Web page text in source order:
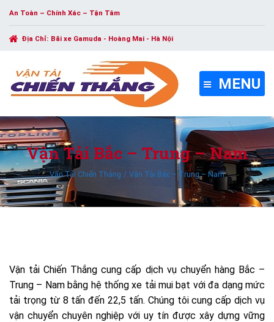
An Toàn – Chính Xác – Tận Tâm
Địa Chỉ: Bãi xe Gamuda - Hoàng Mai - Hà Nội
MENU
Vận Tải Bắc – Trung – Nam
Vận Tải Chiến Thắng Vận Tải Bắc – Trung – Nam
Vận tải Chiến Thắng cung cấp dịch vụ chuyển hàng Bắc –
Trung – Nam bằng hệ thống xe tải mui bạt với đa dạng mức
tải trọng từ 8 tấn đến 22,5 tấn. Chúng tôi cung cấp dịch vụ
vận chuyển chuyên nghiệp với uy tín được xây dựng vững